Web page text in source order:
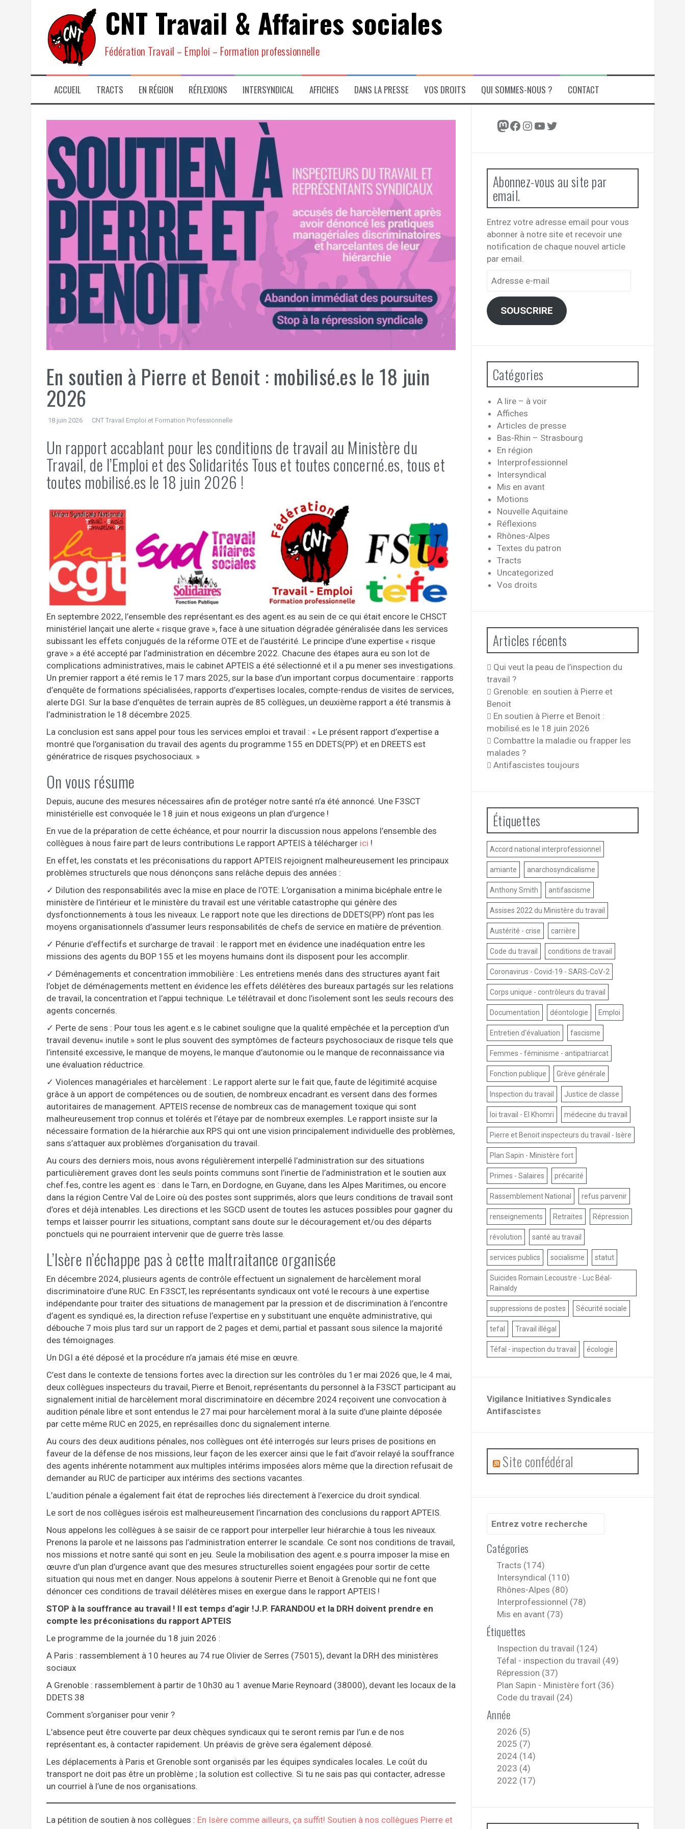
CNT Travail & Affaires sociales
Fédération Travail – Emploi – Formation professionnelle
ACCUEIL TRACTS EN RÉGION RÉFLEXIONS INTERSYNDICAL AFFICHES DANS LA PRESSE VOS DROITS QUI SOMMES-NOUS ? CONTACT
En soutien à Pierre et Benoit : mobilisé.es le 18 juin
2026
18 juin 2026 CNT Travail Emploi et Formation Professionnelle
Un rapport accablant pour les conditions de travail au Ministère du
Travail, de l’Emploi et des Solidarités Tous et toutes concerné.es, tous et
toutes mobilisé.es le 18 juin 2026 !
En septembre 2022, l’ensemble des représentant.es des agent.es au sein de ce qui était encore le CHSCT
ministériel lançait une alerte « risque grave », face à une situation dégradée généralisée dans les services
subissant les effets conjugués de la réforme OTE et de l’austérité. Le principe d’une expertise « risque
grave » a été accepté par l’administration en décembre 2022. Chacune des étapes aura eu son lot de
complications administratives, mais le cabinet APTEIS a été sélectionné et il a pu mener ses investigations.
Un premier rapport a été remis le 17 mars 2025, sur la base d’un important corpus documentaire : rapports
d’enquête de formations spécialisées, rapports d’expertises locales, compte-rendus de visites de services,
alerte DGI. Sur la base d’enquêtes de terrain auprès de 85 collègues, un deuxième rapport a été transmis à
l’administration le 18 décembre 2025.
La conclusion est sans appel pour tous les services emploi et travail : « Le présent rapport d’expertise a
montré que l’organisation du travail des agents du programme 155 en DDETS(PP) et en DREETS est
génératrice de risques psychosociaux. »
On vous résume
Depuis, aucune des mesures nécessaires afin de protéger notre santé n’a été annoncé. Une F3SCT
ministérielle est convoquée le 18 juin et nous exigeons un plan d’urgence !
En vue de la préparation de cette échéance, et pour nourrir la discussion nous appelons l’ensemble des
collègues à nous faire part de leurs contributions Le rapport APTEIS à télécharger ici !
En effet, les constats et les préconisations du rapport APTEIS rejoignent malheureusement les principaux
problèmes structurels que nous dénonçons sans relâche depuis des années :
✓ Dilution des responsabilités avec la mise en place de l’OTE: L’organisation a minima bicéphale entre le
ministère de l’intérieur et le ministère du travail est une véritable catastrophe qui génère des
dysfonctionnements à tous les niveaux. Le rapport note que les directions de DDETS(PP) n’ont pas les
moyens organisationnels d’assumer leurs responsabilités de chefs de service en matière de prévention.
✓ Pénurie d’effectifs et surcharge de travail : le rapport met en évidence une inadéquation entre les
missions des agents du BOP 155 et les moyens humains dont ils disposent pour les accomplir.
✓ Déménagements et concentration immobilière : Les entretiens menés dans des structures ayant fait
l’objet de déménagements mettent en évidence les effets délétères des bureaux partagés sur les relations
de travail, la concentration et l’appui technique. Le télétravail et donc l’isolement sont les seuls recours des
agents concernés.
✓ Perte de sens : Pour tous les agent.e.s le cabinet souligne que la qualité empêchée et la perception d’un
travail devenu« inutile » sont le plus souvent des symptômes de facteurs psychosociaux de risque tels que
l’intensité excessive, le manque de moyens, le manque d’autonomie ou le manque de reconnaissance via
une évaluation réductrice.
✓ Violences managériales et harcèlement : Le rapport alerte sur le fait que, faute de légitimité acquise
grâce à un apport de compétences ou de soutien, de nombreux encadrant.es versent dans des formes
autoritaires de management. APTEIS recense de nombreux cas de management toxique qui sont
malheureusement trop connus et tolérés et l’étaye par de nombreux exemples. Le rapport insiste sur la
nécessaire formation de la hiérarchie aux RPS qui ont une vision principalement individuelle des problèmes,
sans s’attaquer aux problèmes d’organisation du travail.
Au cours des derniers mois, nous avons régulièrement interpellé l’administration sur des situations
particulièrement graves dont les seuls points communs sont l’inertie de l’administration et le soutien aux
chef.fes, contre les agent.es : dans le Tarn, en Dordogne, en Guyane, dans les Alpes Maritimes, ou encore
dans la région Centre Val de Loire où des postes sont supprimés, alors que leurs conditions de travail sont
d’ores et déjà intenables. Les directions et les SGCD usent de toutes les astuces possibles pour gagner du
temps et laisser pourrir les situations, comptant sans doute sur le découragement et/ou des départs
ponctuels qui ne pourraient intervenir que de guerre très lasse.
L’Isère n’échappe pas à cette maltraitance organisée
En décembre 2024, plusieurs agents de contrôle effectuent un signalement de harcèlement moral
discriminatoire d’une RUC. En F3SCT, les représentants syndicaux ont voté le recours à une expertise
indépendante pour traiter des situations de management par la pression et de discrimination à l’encontre
d’agent.es syndiqué.es, la direction refuse l’expertise en y substituant une enquête administrative, qui
débouche 7 mois plus tard sur un rapport de 2 pages et demi, partial et passant sous silence la majorité
des témoignages.
Un DGI a été déposé et la procédure n’a jamais été mise en œuvre.
C’est dans le contexte de tensions fortes avec la direction sur les contrôles du 1er mai 2026 que, le 4 mai,
deux collègues inspecteurs du travail, Pierre et Benoit, représentants du personnel à la F3SCT participant au
signalement initial de harcèlement moral discriminatoire en décembre 2024 reçoivent une convocation à
audition pénale libre et sont entendus le 27 mai pour harcèlement moral à la suite d’une plainte déposée
par cette même RUC en 2025, en représailles donc du signalement interne.
Au cours des deux auditions pénales, nos collègues ont été interrogés sur leurs prises de positions en
faveur de la défense de nos missions, leur façon de les exercer ainsi que le fait d’avoir relayé la souffrance
des agents inhérente notamment aux multiples intérims imposées alors même que la direction refusait de
demander au RUC de participer aux intérims des sections vacantes.
L’audition pénale a également fait état de reproches liés directement à l’exercice du droit syndical.
Le sort de nos collègues isérois est malheureusement l’incarnation des conclusions du rapport APTEIS.
Nous appelons les collègues à se saisir de ce rapport pour interpeller leur hiérarchie à tous les niveaux.
Prenons la parole et ne laissons pas l’administration enterrer le scandale. Ce sont nos conditions de travail,
nos missions et notre santé qui sont en jeu. Seule la mobilisation des agent.e.s pourra imposer la mise en
œuvre d’un plan d’urgence avant que des mesures structurelles soient engagées pour sortir de cette
situation qui nous met en danger. Nous appelons à soutenir Pierre et Benoit à Grenoble qui ne font que
dénoncer ces conditions de travail délétères mises en exergue dans le rapport APTEIS !
STOP à la souffrance au travail ! Il est temps d’agir !J.P. FARANDOU et la DRH doivent prendre en
compte les préconisations du rapport APTEIS
Le programme de la journée du 18 juin 2026 :
A Paris : rassemblement à 10 heures au 74 rue Olivier de Serres (75015), devant la DRH des ministères
sociaux
A Grenoble : rassemblement à partir de 10h30 au 1 avenue Marie Reynoard (38000), devant les locaux de la
DDETS 38
Comment s’organiser pour venir ?
L’absence peut être couverte par deux chèques syndicaux qui te seront remis par l’un.e de nos
représentant.es, à contacter rapidement. Un préavis de grève sera également déposé.
Les déplacements à Paris et Grenoble sont organisés par les équipes syndicales locales. Le coût du
transport ne doit pas être un problème ; la solution est collective. Si tu ne sais pas qui contacter, adresse
un courriel à l’une de nos organisations.
La pétition de soutien à nos collègues : En Isère comme ailleurs, ça suffit! Soutien à nos collègues Pierre et
Mastodon
Facebook
Instagram
YouTube
Twitter
Abonnez-vous au site par
email.
Entrez votre adresse email pour vous
abonner à notre site et recevoir une
notification de chaque nouvel article
par email.
Adresse
mail
SOUSCRIRE
Catégories
A lire – à voir
Affiches
Articles de presse
Bas-Rhin – Strasbourg
En région
Interprofessionnel
Intersyndical
Mis en avant
Motions
Nouvelle Aquitaine
Réflexions
Rhônes-Alpes
Textes du patron
Tracts
Uncategorized
Vos droits
Articles récents
Qui veut la peau de l’inspection du
travail ?
Grenoble: en soutien à Pierre et
Benoit
En soutien à Pierre et Benoit :
mobilisé.es le 18 juin 2026
Combattre la maladie ou frapper les
malades ?
Antifascistes toujours
Étiquettes
Accord national interprofessionnel
amiante anarchosyndicalisme
Anthony Smith antifascisme
Assises 2022 du Ministère du travail
Austérité - crise carrière
Code du travail conditions de travail
Coronavirus - Covid-19 - SARS-CoV-2
Corps unique - contrôleurs du travail
Documentation déontologie Emploi
Entretien d'évaluation fascisme
Femmes - féminisme - antipatriarcat
Fonction publique Grève générale
Inspection du travail Justice de classe
loi travail - El Khomri médecine du travail
Pierre et Benoit inspecteurs du travail - Isère
Plan Sapin - Ministère fort
Primes - Salaires précarité
Rassemblement National refus parvenir
renseignements Retraites Répression
révolution santé au travail
services publics socialisme statut
Suicides Romain Lecoustre - Luc Béal-
Rainaldy
suppressions de postes Sécurité sociale
tefal Travail illégal
Téfal - inspection du travail écologie
Vigilance Initiatives Syndicales
Antifascistes
Site confédéral
Recherche
:Catégories
Tracts (174)
Intersyndical (110)
Rhônes-Alpes (80)
Interprofessionnel (78)
Mis en avant (73)
Étiquettes
Inspection du travail (124)
Téfal - inspection du travail (49)
Répression (37)
Plan Sapin - Ministère fort (36)
Code du travail (24)
Année
2026 (5)
2025 (7)
2024 (14)
2023 (4)
2022 (17)